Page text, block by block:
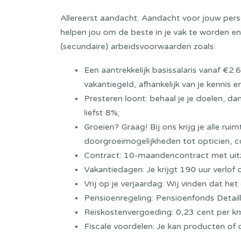
Allereerst aandacht. Aandacht voor jouw
helpen jou om de beste in je vak te worden
(secundaire) arbeidsvoorwaarden zoals:
Een aantrekkelijk basissalaris vanaf
vakantiegeld, afhankelijk van je kennis
Presteren loont: behaal je je doelen,
liefst 8%;
Groeien? Graag! Bij ons krijg je alle
doorgroeimogelijkheden tot opticien,
Contract: 10-maandencontract met
Vakantiedagen: Je krijgt 190 uur verlof
Vrij op je verjaardag: Wij vinden dat het
Pensioenregeling: Pensioenfonds
Reiskostenvergoeding: 0,23 cent per
Fiscale voordelen: Je kan producten